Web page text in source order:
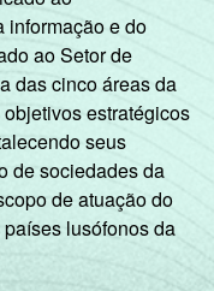
informação e do
ao Setor de
das cinco áreas da
estratégicos
seus
de sociedades da
de atuação do
lusófonos da